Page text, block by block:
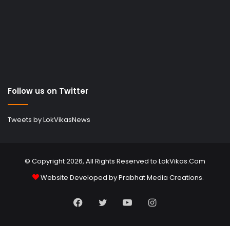
Follow us on Twitter
Tweets by LokVikasNews
© Copyright 2026, All Rights Reserved to LokVikas.Com
Website Developed byPrabhat Media Creations.
Facebook
TwitterYouTubeInstagram